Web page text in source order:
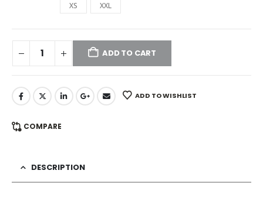
XS
XXL
ADD TO CART
ADD TO WISHLIST
COMPARE
DESCRIPTION